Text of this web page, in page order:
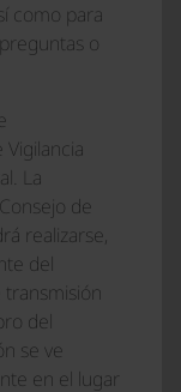
como para
o
La
de
realizarse,
del
transmisión
del
se ve
en el lugar